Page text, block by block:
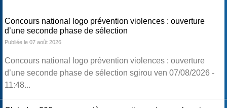
Concours national logo prévention violences : ouverture
d’une seconde phase de sélection
Publiée le 07 août 2026
Concours national logo prévention violences : ouverture
d’une seconde phase de sélection sgirou ven 07/08/2026 -
11:48...